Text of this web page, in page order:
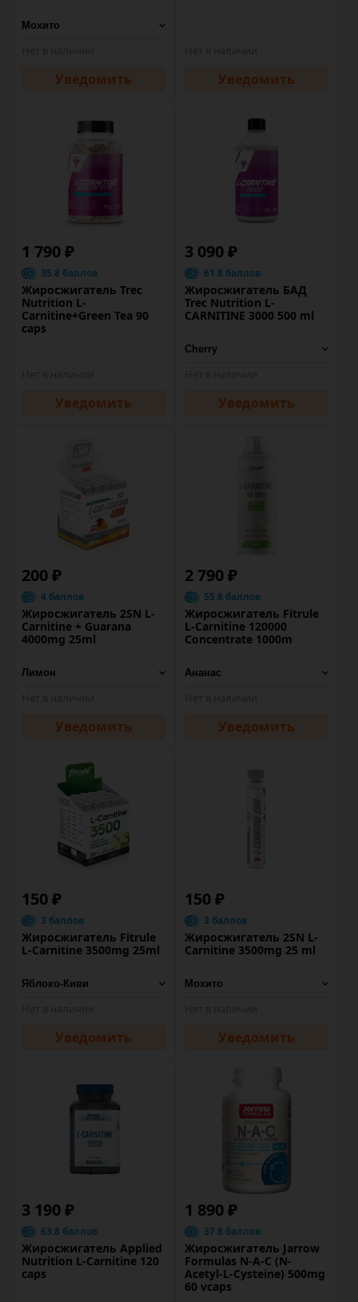
Уведомить Уведомить
1 790 ₽
35.8 баллов
Жиросжигатель Trec
Nutrition L-
Carnitine+Green Tea 90
caps
Уведомить
3 090 ₽
61.8 баллов
Жиросжигатель БАД
Trec Nutrition L-
CARNITINE 3000 500 ml
Уведомить
200 ₽
4 баллов
Жиросжигатель 2SN L-
Carnitine + Guarana
4000mg 25ml
Уведомить
2 790 ₽
55.8 баллов
Жиросжигатель Fitrule
L-Carnitine 120000
Concentrate 1000m
Уведомить
150 ₽
3 баллов
Жиросжигатель Fitrule
L-Carnitine 3500mg 25ml
Уведомить
150 ₽
3 баллов
Жиросжигатель 2SN L-
Carnitine 3500mg 25 ml
Уведомить
3 190 ₽
63.8 баллов
Жиросжигатель Applied
Nutrition L-Carnitine 120
caps
1 890 ₽
37.8 баллов
Жиросжигатель Jarrow
Formulas N-A-C (N-
Acetyl-L-Cysteine) 500mg
60 vcaps